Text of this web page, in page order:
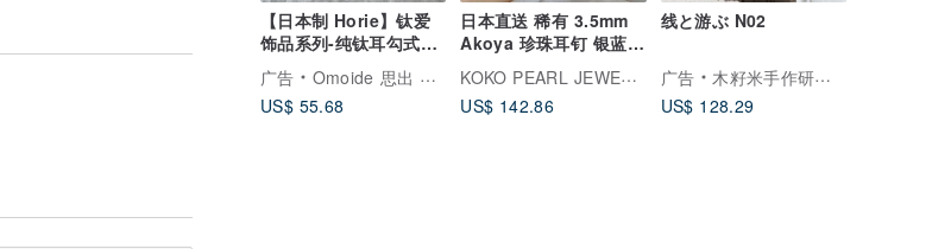
【日本制 Horie】钛爱
饰品系列-纯钛耳勾式十
字耳环-银
广告
Omoide 思出 生活馆
US$ 55.68
日本直送 稀有 3.5mm
Akoya 珍珠耳钉 银蓝色
KOKO PEARL JEWELRY
US$ 142.86
线と游ぶ N02
广告
木籽米手作研究室
US$ 128.29